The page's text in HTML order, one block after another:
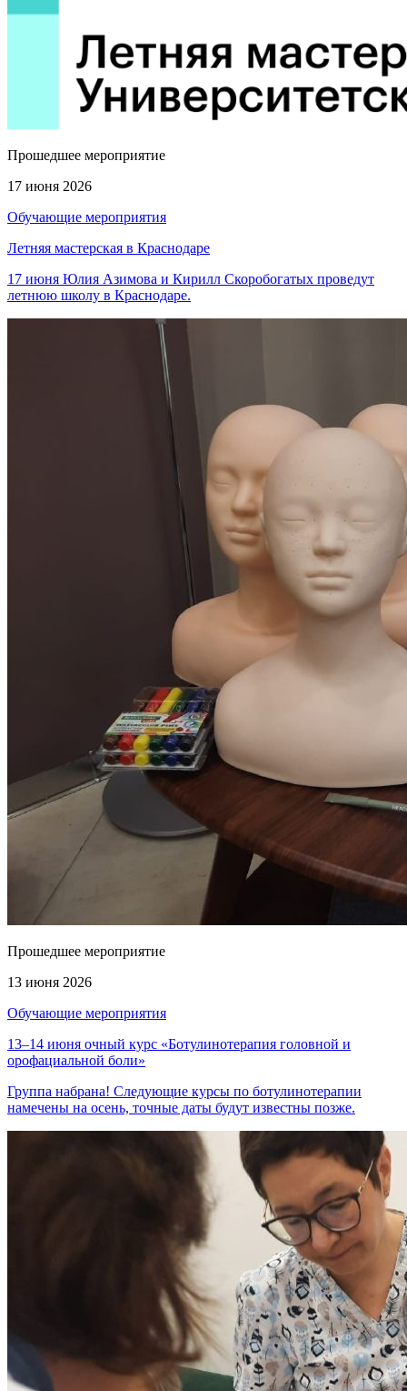
Прошедшее мероприятие
17 июня 2026
Обучающие мероприятия
Летняя мастерская в Краснодаре
17 июня Юлия Азимова и Кирилл Скоробогатых проведут
летнюю школу в Краснодаре.
Прошедшее мероприятие
13 июня 2026
Обучающие мероприятия
13–14 июня очный курс «Ботулинотерапия головной и
орофациальной боли»
Группа набрана! Следующие курсы по ботулинотерапии
намечены на осень, точные даты будут известны позже.